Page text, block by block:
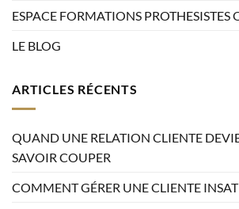
ESPACE FORMATIONS PROTHESISTES
LE BLOG
ARTICLES RÉCENTS
QUAND UNE RELATION CLIENTE
SAVOIR COUPER
COMMENT GÉRER UNE CLIENTE